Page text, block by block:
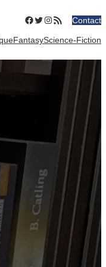
Facebook
Twitter
Instagram
Flux RSSContact
FantasyScience-Fiction